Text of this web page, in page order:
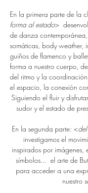
En la primera parte de la
forma al estado>
de danza
somáticas, body weather,
guiños de flamenco y
forma a nuestro cuerpo,
del ritmo y la
el espacio, la conexión
Siguiendo el fluir y
sudor y el estado de
En la segunda parte: <
investigamos el
inspirados por imágenes,
símbolos...  el arte de
para acceder a una
nuestro